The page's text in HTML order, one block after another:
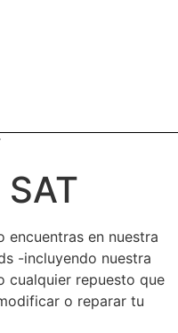
encuentras en nuestra
-incluyendo nuestra
cualquier repuesto que
o reparar tu